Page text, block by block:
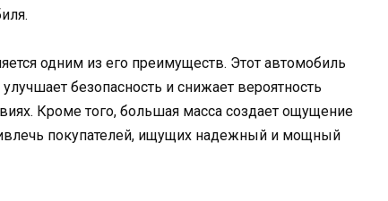
одним из его преимуществ. Этот автомобиль
безопасность и снижает вероятность
Кроме того, большая масса создает ощущение
покупателей, ищущих надежный и мощный